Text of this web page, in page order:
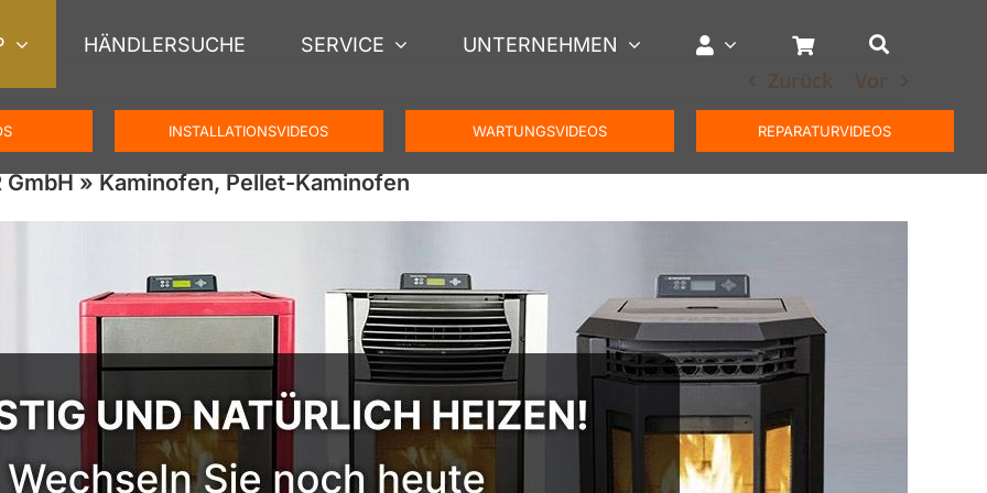
HÄNDLERSUCHE SERVICE UNTERNEHMEN
INSTALLATIONSVIDEOS WARTUNGSVIDEOS REPARATURVIDEOS
Zurück Vor
GmbH » Kaminofen, Pellet-Kaminofen